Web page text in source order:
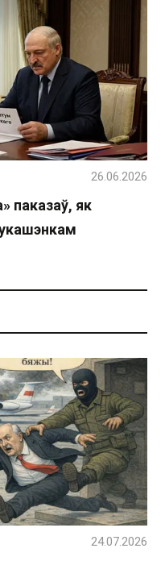
паказаў, як
26.06.2026
24.07.2026